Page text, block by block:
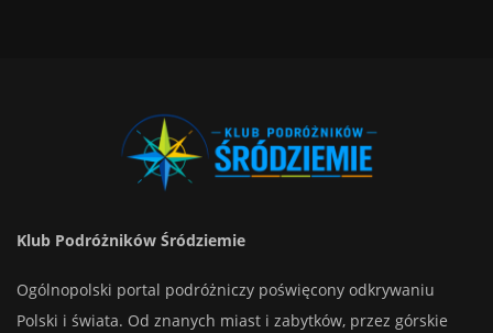
Klub Podróżników Śródziemie
Ogólnopolski portal podróżniczy poświęcony odkrywaniu
Polski i świata. Od znanych miast i zabytków, przez górskie